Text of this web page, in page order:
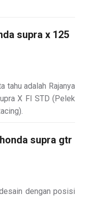
supra x 125
tahu adalah Rajanya
X FI STD (Pelek
supra gtr
dengan posisi